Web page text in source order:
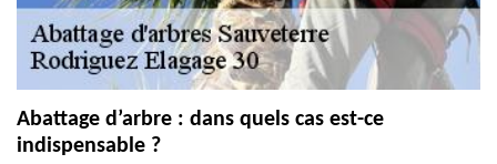
Abattage d’arbre : dans quels cas est-ce
indispensable ?